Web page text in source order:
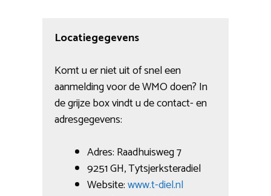
Locatiegegevens
Komt u er niet uit of snel een
aanmelding voor de WMO doen? In
de grijze box vindt u de contact- en
adresgegevens:
Adres: Raadhuisweg 7
9251 GH, Tytsjerksteradiel
Website:www.t-diel.nl